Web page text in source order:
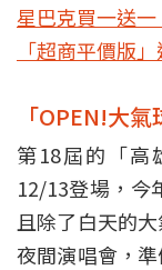
星巴克買一送
「超商平價版
「OPEN!大
第18屆的「高
12/13登場，今
且除了白天的
夜間演唱會，